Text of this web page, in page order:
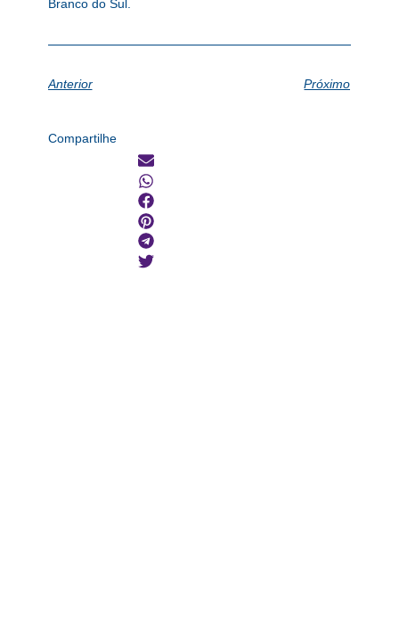
Branco do Sul.
Anterior Próximo
Compartilhe